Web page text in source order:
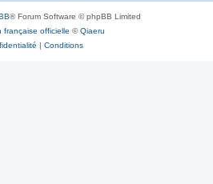
® Forum Software © phpBB Limited
française officielle ©Qiaeru
| Conditions